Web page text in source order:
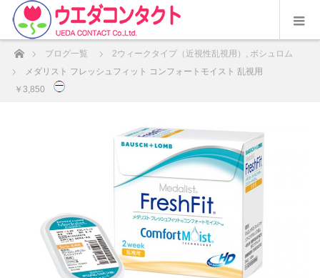
ホームブログ一覧 2ウィークタイプ（近視性乱視用） , ボシュロム
メダリスト フレッシュフィット コンフォートモイスト 乱視用
￥3,850